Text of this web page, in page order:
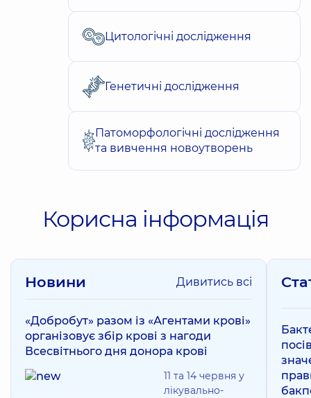
Цитологічні дослідження
Генетичні дослідження
Патоморфологічні дослідження
та вивчення новоутворень
Корисна інформація
Новини Дивитись всі
«Добробут» разом із «Агентами крові»
організовує збір крові з нагоди
Всесвітнього дня донора крові
11 та 14 червня у
лікувально-